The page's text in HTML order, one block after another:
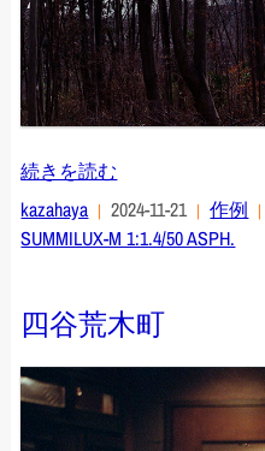
続きを読む
kazahaya
2024-11-21 作例
SUMMILUX-M 1:1.4/50 ASPH.
四谷荒木町